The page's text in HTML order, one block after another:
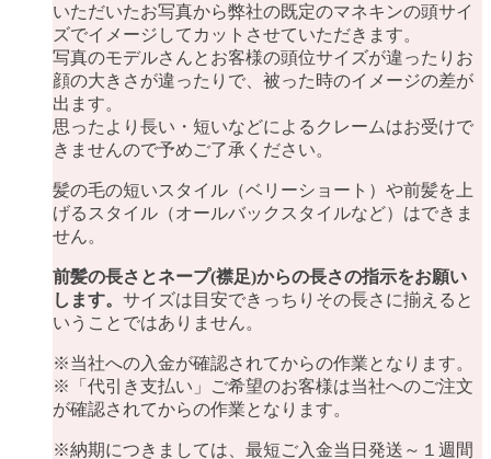
いただいたお写真から弊社の既定のマネキンの頭サイ
ズでイメージしてカットさせていただきます。
写真のモデルさんとお客様の頭位サイズが違ったりお
顔の大きさが違ったりで、被った時のイメージの差が
出ます。
思ったより長い・短いなどによるクレームはお受けで
きませんので予めご了承ください。
髪の毛の短いスタイル（ベリーショート）や前髪を上
げるスタイル（オールバックスタイルなど）はできま
せん。
前髪の長さとネープ(襟足)からの長さの指示をお願い
します。 サイズは目安できっちりその長さに揃えると
いうことではありません。
※当社への入金が確認されてからの作業となります。
※「代引き支払い」ご希望のお客様は当社へのご注文
が確認されてからの作業となります。
※納期につきましては、最短ご入金当日発送～１週間